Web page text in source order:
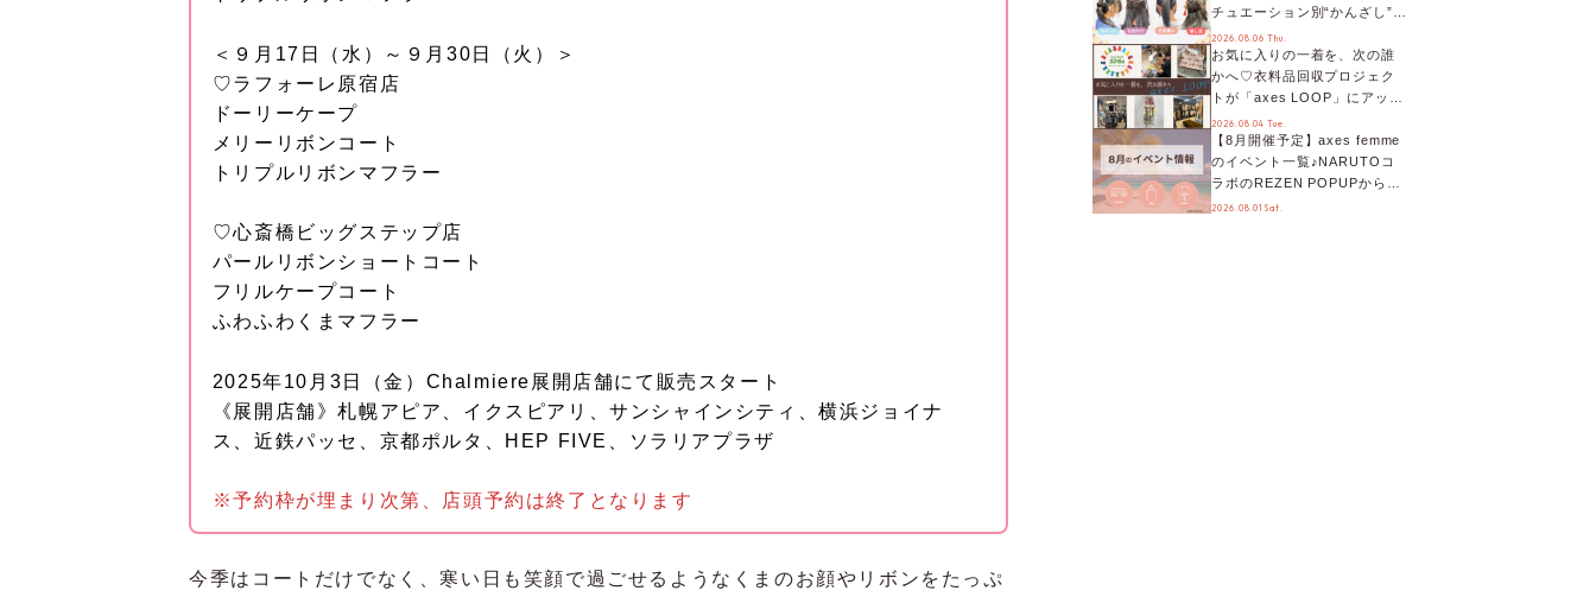
＜９月17日（水）～９月30日（火）＞
♡ラフォーレ原宿店
ドーリーケープ
メリーリボンコート
トリプルリボンマフラー
♡心斎橋ビッグステップ店
パールリボンショートコート
フリルケープコート
ふわふわくまマフラー
2025年10月3日（金）Chalmiere展開店舗にて販売スタート
《展開店舗》札幌アピア、イクスピアリ、サンシャインシティ、横浜ジョイナ
ス、近鉄パッセ、京都ポルタ、HEP FIVE、ソラリアプラザ
※予約枠が埋まり次第、店頭予約は終了となります
今季はコートだけでなく、寒い日も笑顔で過ごせるようなくまのお顔やリボンをたっぷ
チュエーション別“かんざし”の
オススメ【ショップスタッフ
編集部】
2026.08.06 Thu.
お気に入りの一着を、次の誰
かへ♡衣料品回収プロジェク
トが「axes LOOP」にアップ
デート！活用するとポイント
が手に入る◎
2026.08.04 Tue.
【8月開催予定】axes femme
のイベント一覧♪NARUTOコ
ラボのREZEN POPUPから、
プチYour Stage.、ティーパー
2026.08.01 Sat.